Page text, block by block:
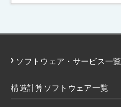
ソフトウェア・サービス一覧
構造計算ソフトウェア一覧